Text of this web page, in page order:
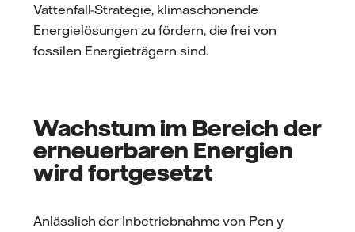
Vattenfall-Strategie, klimaschonende
Energielösungen zu fördern, die frei von
fossilen Energieträgern sind.
Wachstum im Bereich der
erneuerbaren Energien
wird fortgesetzt
Anlässlich der Inbetriebnahme von Pen y